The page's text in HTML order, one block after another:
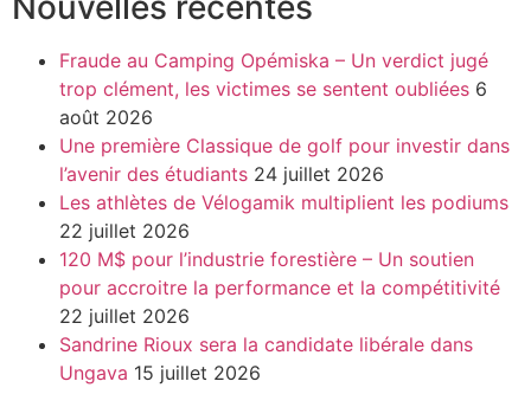
Fraude au Camping Opémiska – Un verdict jugé
trop clément, les victimes se sentent oubliées 6
août 2026
Une première Classique de golf pour investir dans
l’avenir des étudiants 24 juillet 2026
Les athlètes de Vélogamik multiplient les podiums
22 juillet 2026
120 M$ pour l’industrie forestière – Un soutien
pour accroitre la performance et la compétitivité
22 juillet 2026
Sandrine Rioux sera la candidate libérale dans
Ungava 15 juillet 2026